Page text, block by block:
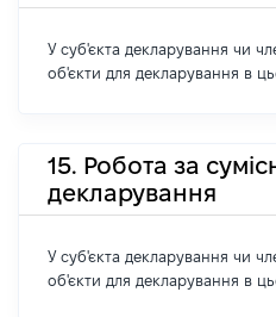
У суб'єкта декларування чи
об'єкти для декларування в
15. Робота за
декларування
У суб'єкта декларування чи
об'єкти для декларування в